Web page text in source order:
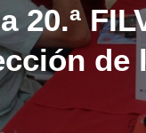
20.ª
de